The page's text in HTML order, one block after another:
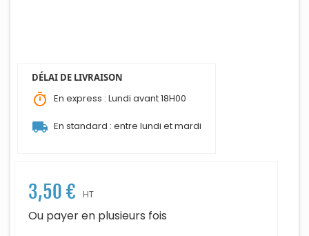
DÉLAI DE LIVRAISON
timer En express : Lundi avant 18H00
local_shipping En standard : entre lundi et mardi
3,50 € HT
Ou payer en plusieurs fois